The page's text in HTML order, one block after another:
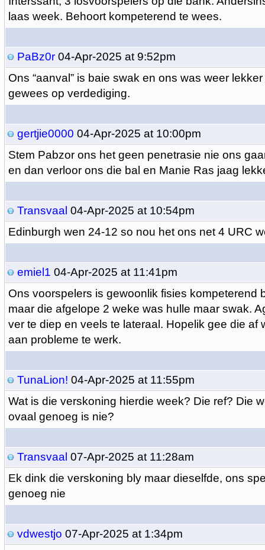
laas week. Behoort kompeterend te wees.
PaBz0r04-Apr-2025 at 9:52pm
Ons “aanval” is baie swak en ons was weer
gewees op verdediging.
gertjie0000 04-Apr-2025 at 10:00pm
Stem Pabzor ons het geen penetrasie nie ons
en dan verloor ons die bal en Manie Ras jaag
Transvaal 04-Apr-2025 at 10:54pm
Edinburgh wen 24-12 so nou het ons net 4 URC
emiel1 04-Apr-2025 at 11:41pm
Ons voorspelers is gewoonlik fisies kompeterend
maar die afgelope 2 weke was hulle maar swak.
ver te diep en veels te lateraal. Hopelik gee die af
aan probleme te werk.
TunaLion! 04-Apr-2025 at 11:55pm
Wat is die verskoning hierdie week? Die ref? Die
ovaal genoeg is nie?
Transvaal 07-Apr-2025 at 11:28am
Ek dink die verskoning bly maar dieselfde, ons
genoeg nie
vdwestjo 07-Apr-2025 at 1:34pm